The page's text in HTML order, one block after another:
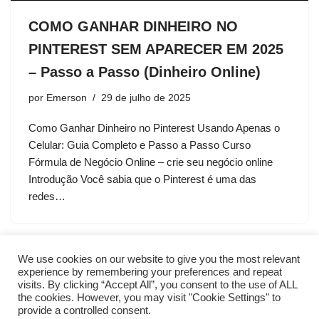
COMO GANHAR DINHEIRO NO
PINTEREST SEM APARECER EM 2025
– Passo a Passo (Dinheiro Online)
por Emerson 29 de julho de 2025
Como Ganhar Dinheiro no Pinterest Usando Apenas o
Celular: Guia Completo e Passo a Passo Curso
Fórmula de Negócio Online – crie seu negócio online
Introdução Você sabia que o Pinterest é uma das
redes…
We use cookies on our website to give you the most relevant
experience by remembering your preferences and repeat
visits. By clicking “Accept All”, you consent to the use of ALL
the cookies. However, you may visit "Cookie Settings" to
provide a controlled consent.